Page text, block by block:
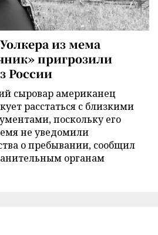
из мема
пригрозили
России
сыровар американец
расстаться с близкими
поскольку его
не уведомили
о пребывании, сообщил
органам